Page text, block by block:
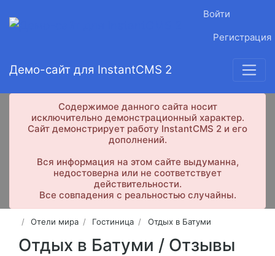
Войти
Регистрация
Демо-сайт для InstantCMS 2
Содержимое данного сайта носит
исключительно демонстрационный характер.
Сайт демонстрирует работу InstantCMS 2 и его
дополнений.
Вся информация на этом сайте выдуманна,
недостоверна или не соответствует
действительности.
Все совпадения с реальностью случайны.
Отели мира Гостиница Отдых в Батуми
Отдых в Батуми / Отзывы